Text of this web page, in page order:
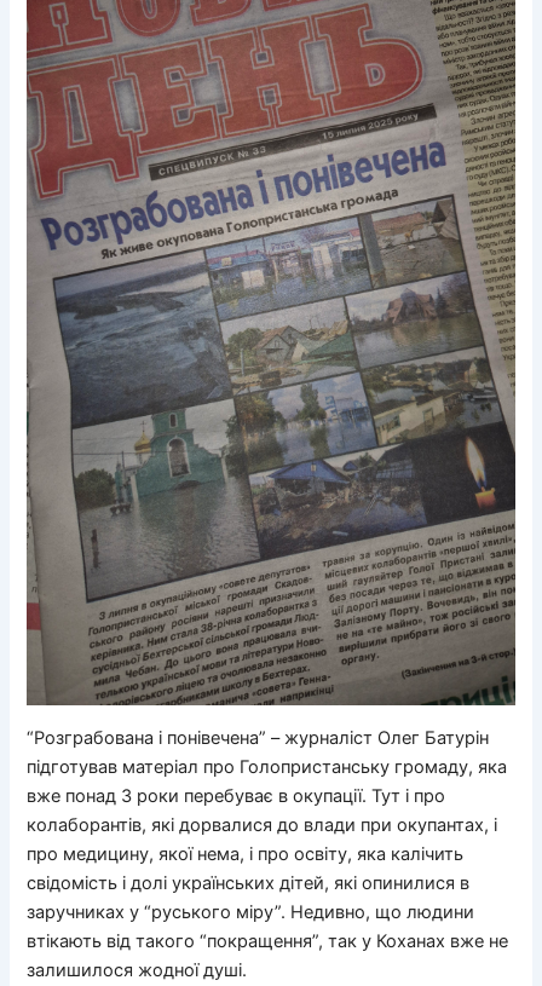
“Розграбована і понівечена” – журналіст Олег Батурін
підготував матеріал про Голопристанську громаду, яка
вже понад 3 роки перебуває в окупації. Тут і про
колаборантів, які дорвалися до влади при окупантах, і
про медицину, якої нема, і про освіту, яка калічить
свідомість і долі українських дітей, які опинилися в
заручниках у “руського міру”. Недивно, що людини
втікають від такого “покращення”, так у Коханах вже не
залишилося жодної душі.